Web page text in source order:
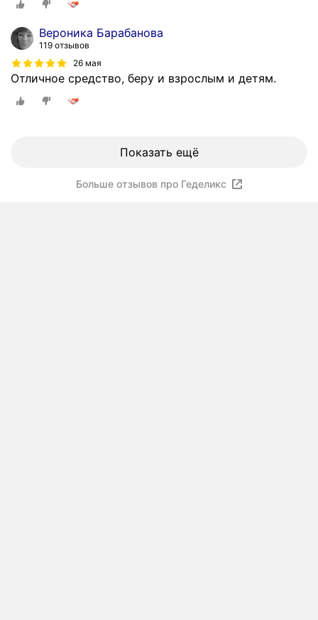
Вероника Барабанова
119 отзывов
26 мая
Отличное средство, беру и взрослым и детям.
Показать ещё
Больше отзывов про Геделикс